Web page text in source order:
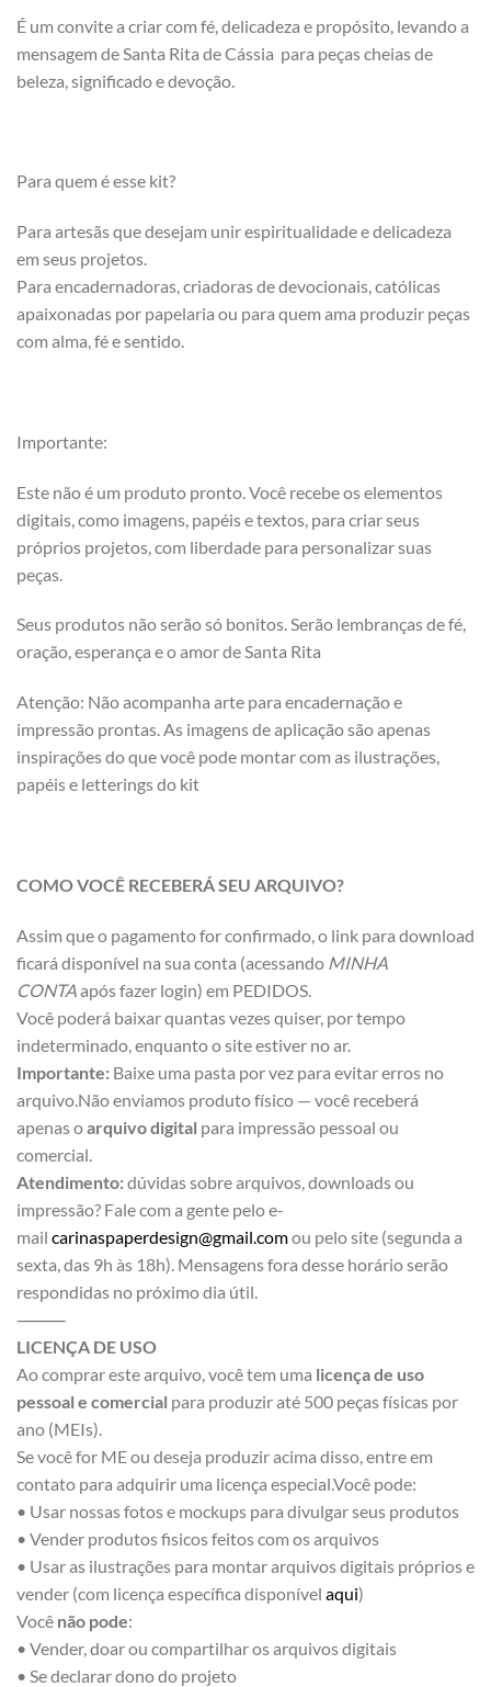
É um convite a criar com fé, delicadeza e propósito, levando a
mensagem de Santa Rita de Cássia para peças cheias de
beleza, significado e devoção.
Para quem é esse kit?
Para artesãs que desejam unir espiritualidade e delicadeza
em seus projetos.
Para encadernadoras, criadoras de devocionais, católicas
apaixonadas por papelaria ou para quem ama produzir peças
com alma, fé e sentido.
Importante:
Este não é um produto pronto. Você recebe os elementos
digitais, como imagens, papéis e textos, para criar seus
próprios projetos, com liberdade para personalizar suas
peças.
Seus produtos não serão só bonitos. Serão lembranças de fé,
oração, esperança e o amor de Santa Rita
Atenção: Não acompanha arte para encadernação e
impressão prontas. As imagens de aplicação são apenas
inspirações do que você pode montar com as ilustrações,
papéis e letterings do kit
COMO VOCÊ RECEBERÁ SEU ARQUIVO?
Assim que o pagamento for confirmado, o link para download
ficará disponível na sua conta (acessando MINHA
CONTAapós fazer login) em PEDIDOS.
Você poderá baixar quantas vezes quiser, por tempo
indeterminado, enquanto o site estiver no ar.
Importante: Baixe uma pasta por vez para evitar erros no
arquivo.Não enviamos produto físico — você receberá
apenas oarquivo digital para impressão pessoal ou
comercial.
Atendimento:dúvidas sobre arquivos, downloads ou
impressão? Fale com a gente pelo e-
mail carinaspaperdesign@gmail.comou pelo site (segunda a
sexta, das 9h às 18h). Mensagens fora desse horário serão
respondidas no próximo dia útil.
⸻
LICENÇA DE USO
Ao comprar este arquivo, você tem uma licença de uso
pessoal e comercial para produzir até 500 peças físicas por
ano (MEIs).
Se você for ME ou deseja produzir acima disso, entre em
contato para adquirir uma licença especial.Você pode:
• Usar nossas fotos e mockups para divulgar seus produtos
• Vender produtos fisicos feitos com os arquivos
• Usar as ilustrações para montar arquivos digitais próprios e
vender (com licença específica disponível aqui)
Você não pode:
• Vender, doar ou compartilhar os arquivos digitais
• Se declarar dono do projeto